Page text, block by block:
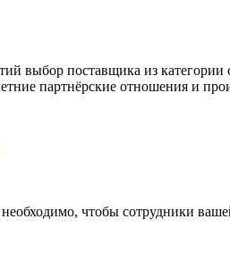
выбор поставщика из категории
партнёрские отношения и
необходимо, чтобы сотрудники